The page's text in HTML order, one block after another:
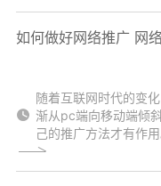
如何做好网络推广 网
随着互联网时代的变
渐从pc端向移动端倾
己的推广方法才有作